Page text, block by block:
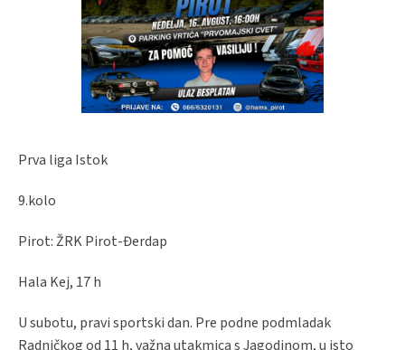
Prva liga Istok
9.kolo
Pirot: ŽRK Pirot-Đerdap
Hala Kej, 17 h
U subotu, pravi sportski dan. Pre podne podmladak
Radničkog od 11 h, važna utakmica s Jagodinom, u isto